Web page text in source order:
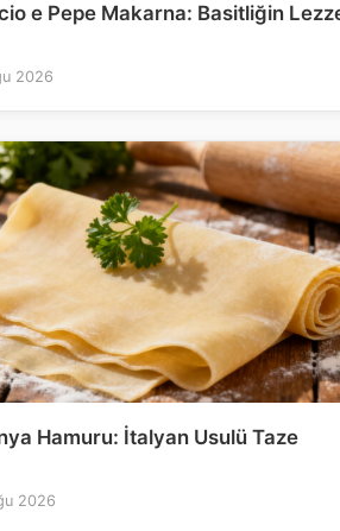
e Pepe Makarna: Basitliğin
2026
Hamuru: İtalyan Usulü Taze
2026